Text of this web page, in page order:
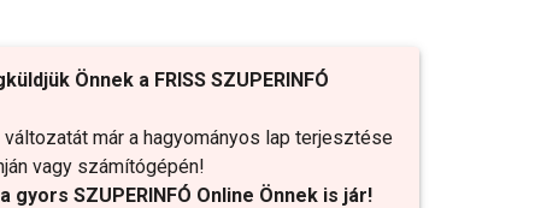
Önnek a FRISS SZUPERINFÓ
változatát már a hagyományos lap terjesztése
vagy számítógépén!
SZUPERINFÓ Online Önnek is jár!